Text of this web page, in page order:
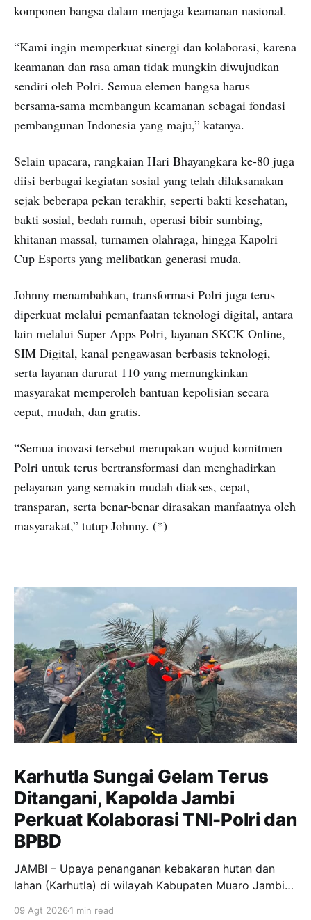
komponen bangsa dalam menjaga keamanan nasional.
“Kami ingin memperkuat sinergi dan kolaborasi, karena
keamanan dan rasa aman tidak mungkin diwujudkan
sendiri oleh Polri. Semua elemen bangsa harus
bersama-sama membangun keamanan sebagai fondasi
pembangunan Indonesia yang maju,” katanya.
Selain upacara, rangkaian Hari Bhayangkara ke-80 juga
diisi berbagai kegiatan sosial yang telah dilaksanakan
sejak beberapa pekan terakhir, seperti bakti kesehatan,
bakti sosial, bedah rumah, operasi bibir sumbing,
khitanan massal, turnamen olahraga, hingga Kapolri
Cup Esports yang melibatkan generasi muda.
Johnny menambahkan, transformasi Polri juga terus
diperkuat melalui pemanfaatan teknologi digital, antara
lain melalui Super Apps Polri, layanan SKCK Online,
SIM Digital, kanal pengawasan berbasis teknologi,
serta layanan darurat 110 yang memungkinkan
masyarakat memperoleh bantuan kepolisian secara
cepat, mudah, dan gratis.
“Semua inovasi tersebut merupakan wujud komitmen
Polri untuk terus bertransformasi dan menghadirkan
pelayanan yang semakin mudah diakses, cepat,
transparan, serta benar-benar dirasakan manfaatnya oleh
masyarakat,” tutup Johnny. (*)
Karhutla Sungai Gelam Terus
Ditangani, Kapolda Jambi
Perkuat Kolaborasi TNI-Polri dan
BPBD
JAMBI – Upaya penanganan kebakaran hutan dan
lahan (Karhutla) di wilayah Kabupaten Muaro Jambi
09 Agt 2026 1 min read